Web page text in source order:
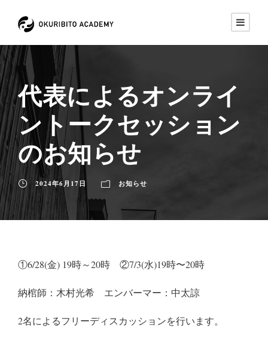
代表によるオンライ
ントークセッション
のお知らせ
2024年6月17日 お知らせ
①6/28(金) 19時～20時 ②7/3(水)19時〜20時
納棺師：木村光希 エンバーマー：中太諒
2名によるフリーディスカッションを行います。